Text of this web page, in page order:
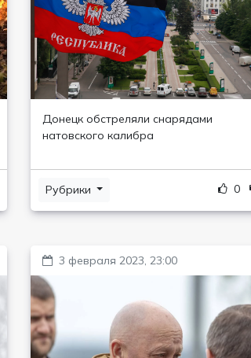
Донецк обстреляли снарядами
натовского калибра
Рубрики 0
3 февраля 2023, 23:00